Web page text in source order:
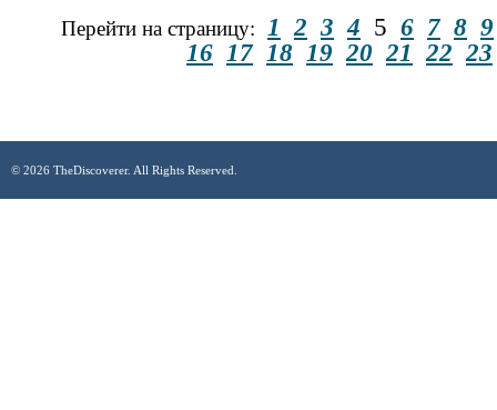
Перейти на страницу: 1 2 3 4 5 6 7 8 9
16 17 18 19 20 21 22 23
© 2026 TheDiscoverer. All Rights Reserved.